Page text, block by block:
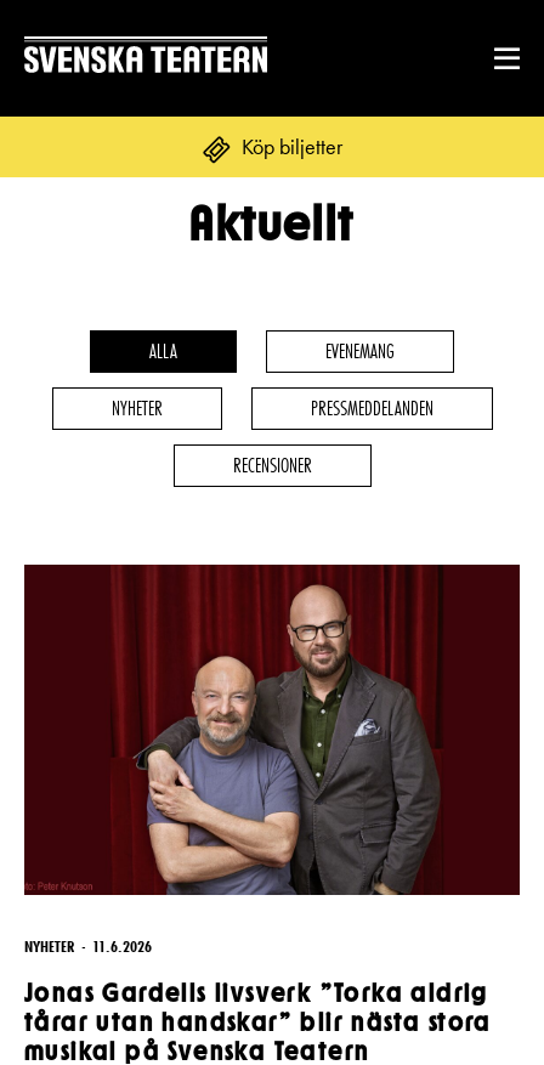
Köp biljetter
Svenska
Unga
DITT BESÖK
Mat & dryck
GRUPPER & FÖRETAG
Pedagognätverk & skolgrupper
Kontaktuppgifter
Svenska Teatern Live
Aktuellt
ALLA EVENEMANG
NYHETER PRESSMEDDELANDEN
RECENSIONER
NYHETER 11.6.2026
Jonas Gardells livsverk ”Torka aldrig
tårar utan handskar” blir nästa stora
musikal på Svenska Teatern